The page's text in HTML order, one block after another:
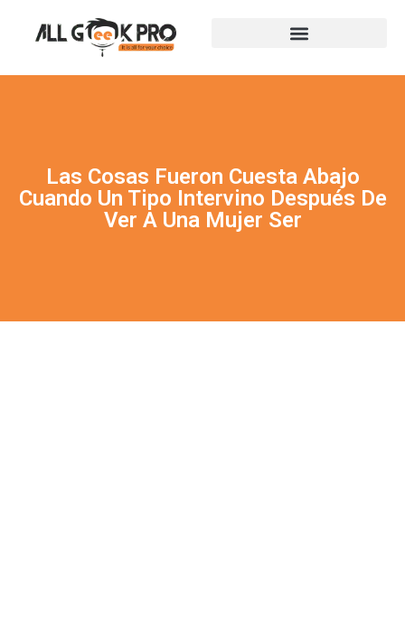
Las Cosas Fueron Cuesta Abajo
Cuando Un Tipo Intervino Después De
Ver A Una Mujer Ser